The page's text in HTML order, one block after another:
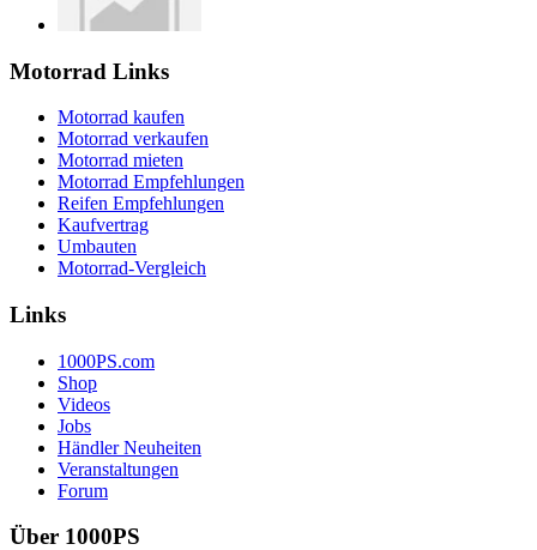
Motorrad Links
Motorrad kaufen
Motorrad verkaufen
Motorrad mieten
Motorrad Empfehlungen
Reifen Empfehlungen
Kaufvertrag
Umbauten
Motorrad-Vergleich
Links
1000PS.com
Shop
Videos
Jobs
Händler Neuheiten
Veranstaltungen
Forum
Über 1000PS